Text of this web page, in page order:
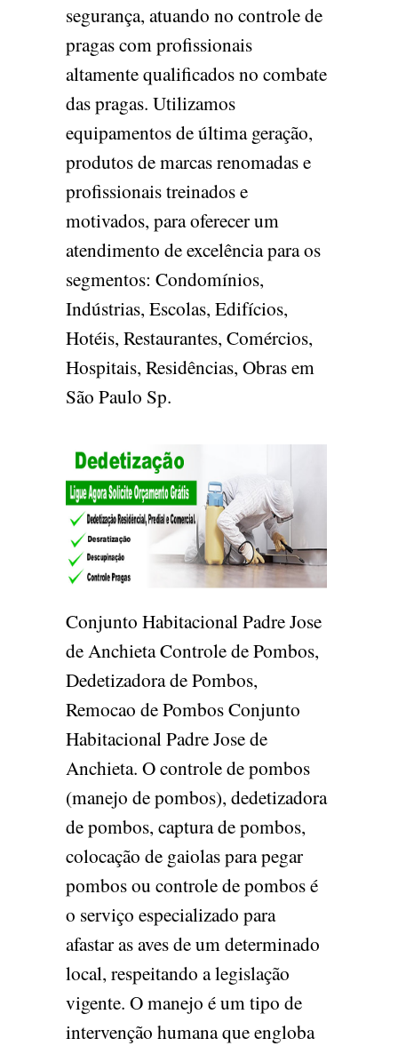
segurança, atuando no controle de
pragas com profissionais
altamente qualificados no combate
das pragas. Utilizamos
equipamentos de última geração,
produtos de marcas renomadas e
profissionais treinados e
motivados, para oferecer um
atendimento de excelência para os
segmentos: Condomínios,
Indústrias, Escolas, Edifícios,
Hotéis, Restaurantes, Comércios,
Hospitais, Residências, Obras em
São Paulo Sp.
Conjunto Habitacional Padre Jose
de Anchieta Controle de Pombos,
Dedetizadora de Pombos,
Remocao de Pombos Conjunto
Habitacional Padre Jose de
Anchieta. O controle de pombos
(manejo de pombos), dedetizadora
de pombos, captura de pombos,
colocação de gaiolas para pegar
pombos ou controle de pombos é
o serviço especializado para
afastar as aves de um determinado
local, respeitando a legislação
vigente. O manejo é um tipo de
intervenção humana que engloba